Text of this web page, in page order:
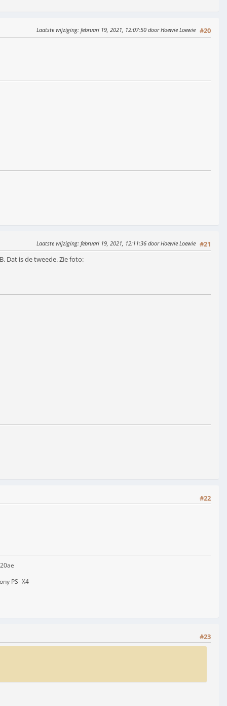
#20
Laatste wijziging: februari 19, 2021, 12:07:50 door Hoewie Loewie
#21
Laatste wijziging: februari 19, 2021, 12:11:36 door Hoewie Loewie
Dat is de tweede. Zie foto:
#22
PS- X4
#23